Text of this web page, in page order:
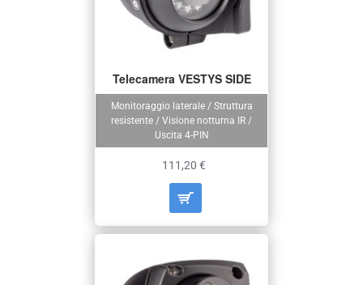
Monitoraggio laterale / Struttura
resistente / Visione notturna IR /
Uscita 4-PIN
Telecamera VESTYS SIDE
111,20 €